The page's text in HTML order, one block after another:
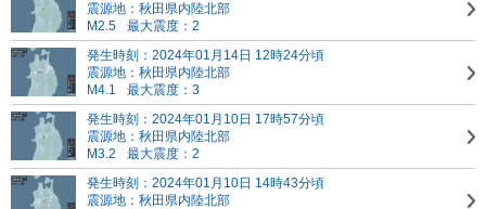
震源地：秋田県内陸北部
M2.5
最大震度：2
発生時刻：2024年01月14日 12時24分頃
震源地：秋田県内陸北部
M4.1
最大震度：3
発生時刻：2024年01月10日 17時57分頃
震源地：秋田県内陸北部
M3.2
最大震度：2
発生時刻：2024年01月10日 14時43分頃
震源地：秋田県内陸北部